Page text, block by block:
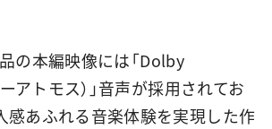
の本編映像には「Dolby
アトモス）」音声が採用されてお
感あふれる音楽体験を実現した作